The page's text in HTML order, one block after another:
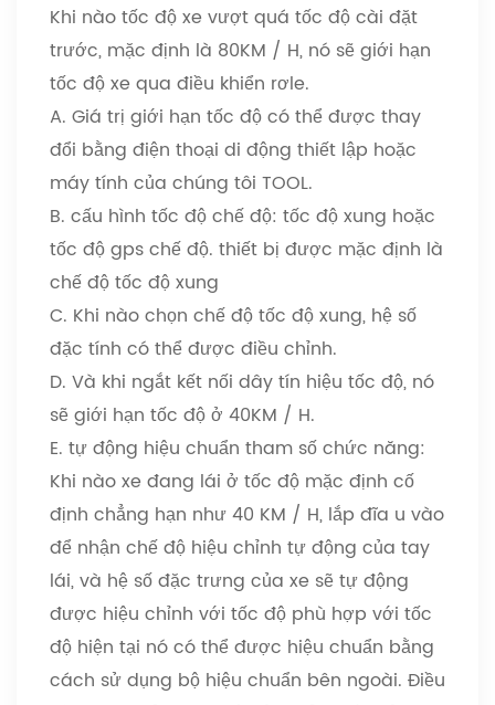
Khi nào tốc độ xe vượt quá tốc độ cài đặt
trước, mặc định là 80KM / H, nó sẽ giới hạn
tốc độ xe qua điều khiển rơle.
A. Giá trị giới hạn tốc độ có thể được thay
đổi bằng điện thoại di động thiết lập hoặc
máy tính của chúng tôi TOOL.
B. cấu hình tốc độ chế độ: tốc độ xung hoặc
tốc độ gps chế độ. thiết bị được mặc định là
chế độ tốc độ xung
C. Khi nào chọn chế độ tốc độ xung, hệ số
đặc tính có thể được điều chỉnh.
D. Và khi ngắt kết nối dây tín hiệu tốc độ, nó
sẽ giới hạn tốc độ ở 40KM / H.
E. tự động hiệu chuẩn tham số chức năng:
Khi nào xe đang lái ở tốc độ mặc định cố
định chẳng hạn như 40 KM / H, lắp đĩa u vào
để nhận chế độ hiệu chỉnh tự động của tay
lái, và hệ số đặc trưng của xe sẽ tự động
được hiệu chỉnh với tốc độ phù hợp với tốc
độ hiện tại nó có thể được hiệu chuẩn bằng
cách sử dụng bộ hiệu chuẩn bên ngoài. Điều